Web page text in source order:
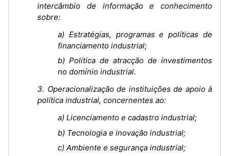
intercâmbio de informação e conhecimento
sobre:
a) Estratégias, programas e políticas de
financiamento industrial;
b) Política de atracção de investimentos
no domínio industrial.
3. Operacionalização de instituições de apoio à
política industrial, concernentes ao:
a) Licenciamento e cadastro industrial;
b) Tecnologia e inovação industrial;
c) Ambiente e segurança industrial;